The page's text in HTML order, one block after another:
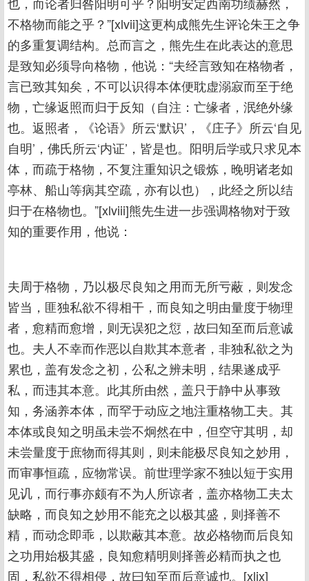
不格物而能之乎？”[xlvii]这更构成熊先生评论朱王之争
的多重复调结构。总而言之，熊先生在此表达的意思
是致知必须导向格物，他说：“夫经言致知在格物者，
言已致其知矣，不可以识得本体便耽虚溺寂而至于绝
物，亡缘返照而归于反知（自注：亡缘者，泯绝外缘
也。返照者，《论语》所云‘默识’，《庄子》所云‘自见
自明’，佛氏所云‘内证’，皆是也。阳明后学或只求见本
体，而疏于格物，不复注重知识之锻炼，晚明诸老如
亭林、船山等病其空疏，亦有以也），此经之所以结
归于在格物也。”[xlviii]熊先生进一步强调格物对于致
知的重要作用，他说：
夫周于格物，乃以极尽良知之用而无所亏蔽，则发念
皆当，匪独私欲不得相干，而良知之明由量度于物理
者，愈精而愈增，则无误犯之愆，故曰知至而后意诚
也。夫人不幸而作恶以自欺其本意者，非独私欲之为
累也，盖有发念之初，公私之辨未明，结果遂成乎
私，而违其本意。此其所由然，盖只于静中从事致
知，务涵养本体，而罕于动应之地注重格物工夫。其
本体或良知之明虽未尝不炯然在中，但空守其明，却
未尝量度于庶物而得其则，则未能极尽良知之妙用，
而审事恒疏，应物常误。前世理学家不独以短于实用
见讥，而行事亦颇有不为人所谅者，盖亦格物工夫太
缺略，而良知之妙用不能充之以极其盛，则择善不
精，而动念即乖，以欺蔽其本意。故必格物而后良知
之功用始极其盛，良知愈精明则择善必精而执之也
固，私欲不得相侵，故曰知至而后意诚也。[xlix]